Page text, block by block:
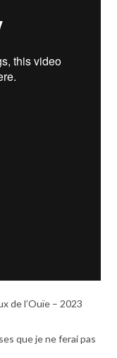
de l’Ouïe – 2023
que je ne ferai pas